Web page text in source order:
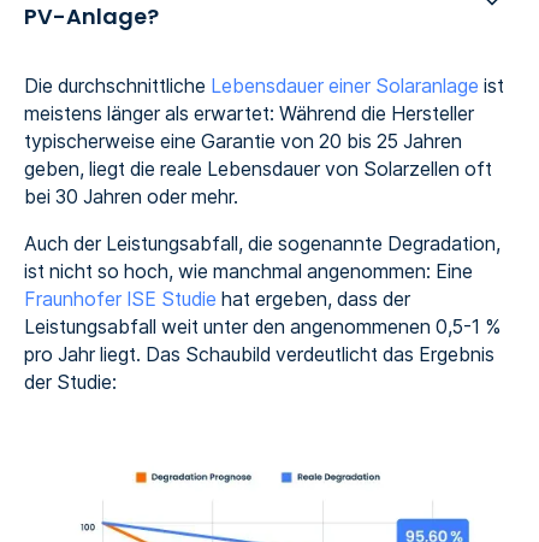
PV-Anlage?
Die durchschnittliche Lebensdauer einer Solaranlage ist
meistens länger als erwartet: Während die Hersteller
typischerweise eine Garantie von 20 bis 25 Jahren
geben, liegt die reale Lebensdauer von Solarzellen oft
bei 30 Jahren oder mehr.
Auch der Leistungsabfall, die sogenannte Degradation,
ist nicht so hoch, wie manchmal angenommen: Eine
Fraunhofer ISE Studie hat ergeben, dass der
Leistungsabfall weit unter den angenommenen 0,5-1 %
pro Jahr liegt. Das Schaubild verdeutlicht das Ergebnis
der Studie: